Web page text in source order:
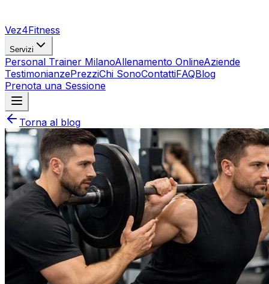
Vez4Fitness
Servizi
Personal Trainer MilanoAllenamento OnlineAziende
TestimonianzePrezziChi SonoContattiFAQBlog
Prenota una Sessione
Torna al blog